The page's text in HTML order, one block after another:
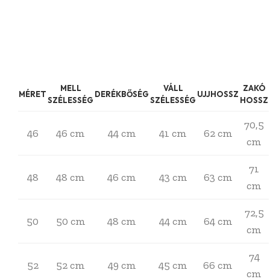
MÉRET
MELL
SZÉLESSÉG
DERÉKBŐSÉG
VÁLL
SZÉLESSÉG
UJJHOSSZ
ZAKÓ
HOSSZ
46 46 cm 44 cm 41 cm 62 cm
70,5
cm
48 48 cm 46 cm 43 cm 63 cm
71
cm
50 50 cm 48 cm 44 cm 64 cm
72,5
cm
52 52 cm 49 cm 45 cm 66 cm
74
cm